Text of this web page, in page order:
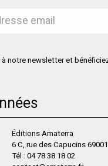
notre newsletter et
Éditions Amaterra
6 C, rue des Capucins
Tél : 04 78 38 18 02